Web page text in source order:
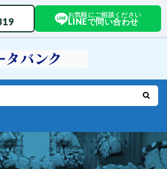
お気軽にご相談ください
LINEで問い合わせ